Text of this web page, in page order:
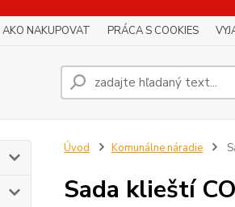
AKO NAKUPOVAT PRÁCA S COOKIES
Úvod Komunálne náradie
Sada klieští